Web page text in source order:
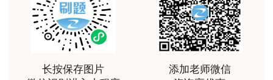
用户m9****88
李娜老师善于理解归纳，生动有趣，学生边学边受到
精神鼓舞
用户m7****68
长按保存图片
添加老师微信